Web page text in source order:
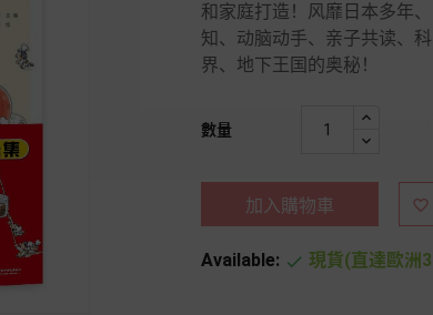
和家庭打造！风靡日本多年
知、动脑动手、亲子共读、
界、地下王国的奥秘！
數量
加入購物車 
Available:  現貨(直達歐洲